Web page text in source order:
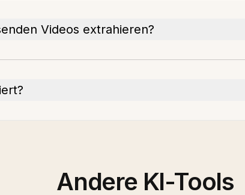
Videos extrahieren?
Andere KI-Tools